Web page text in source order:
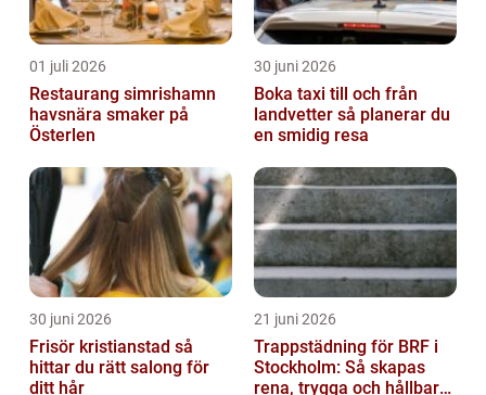
01 juli 2026
Restaurang simrishamn
havsnära smaker på
Österlen
30 juni 2026
Boka taxi till och från
landvetter så planerar du
en smidig resa
30 juni 2026
Frisör kristianstad så
hittar du rätt salong för
ditt hår
21 juni 2026
Trappstädning för BRF i
Stockholm: Så skapas
rena, trygga och hållbara